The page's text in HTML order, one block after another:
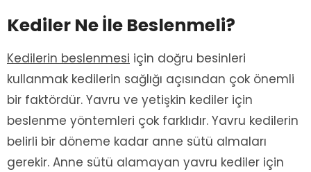
Kediler Ne İle Beslenmeli?
Kedilerin beslenmesi için doğru besinleri
kullanmak kedilerin sağlığı açısından çok önemli
bir faktördür. Yavru ve yetişkin kediler için
beslenme yöntemleri çok farklıdır. Yavru kedilerin
belirli bir döneme kadar anne sütü almaları
gerekir. Anne sütü alamayan yavru kediler için